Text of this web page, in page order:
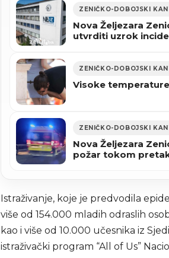
ZENIČKO-DOBOJSKI
Nova Željezara
utvrditi uzrok
ZENIČKO-DOBOJSKI
Visoke
ZENIČKO-DOBOJSKI
Nova Željezara
požar tokom
Istraživanje, koje je predvodila
više od 154.000 mladih odraslih
kao i više od 10.000 učesnika iz
istraživački program “All of Us”